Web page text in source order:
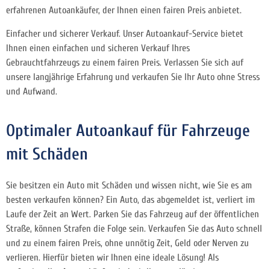
erfahrenen Autoankäufer, der Ihnen einen fairen Preis anbietet.
Einfacher und sicherer Verkauf. Unser Autoankauf-Service bietet
Ihnen einen einfachen und sicheren Verkauf Ihres
Gebrauchtfahrzeugs zu einem fairen Preis. Verlassen Sie sich auf
unsere langjährige Erfahrung und verkaufen Sie Ihr Auto ohne Stress
und Aufwand.
Optimaler Autoankauf für Fahrzeuge
mit Schäden
Sie besitzen ein Auto mit Schäden und wissen nicht, wie Sie es am
besten verkaufen können? Ein Auto, das abgemeldet ist, verliert im
Laufe der Zeit an Wert. Parken Sie das Fahrzeug auf der öffentlichen
Straße, können Strafen die Folge sein. Verkaufen Sie das Auto schnell
und zu einem fairen Preis, ohne unnötig Zeit, Geld oder Nerven zu
verlieren. Hierfür bieten wir Ihnen eine ideale Lösung! Als